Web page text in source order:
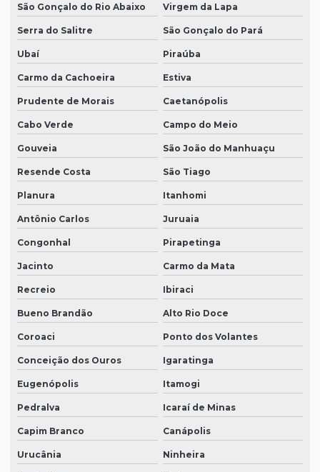
São Gonçalo do Rio Abaixo Virgem da Lapa
Serra do Salitre São Gonçalo do Pará
Ubaí Piraúba
Carmo da Cachoeira Estiva
Prudente de Morais Caetanópolis
Cabo Verde Campo do Meio
Gouveia São João do Manhuaçu
Resende Costa São Tiago
Planura Itanhomi
Antônio Carlos Juruaia
Congonhal Pirapetinga
Jacinto Carmo da Mata
Recreio Ibiraci
Bueno Brandão Alto Rio Doce
Coroaci Ponto dos Volantes
Conceição dos Ouros Igaratinga
Eugenópolis Itamogi
Pedralva Icaraí de Minas
Capim Branco Canápolis
Urucânia Ninheira